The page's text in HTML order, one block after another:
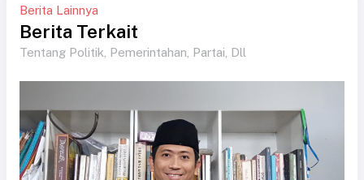
Berita Lainnya
Berita Terkait
Tentang Politik, Pemerintahan, Partai, Dll